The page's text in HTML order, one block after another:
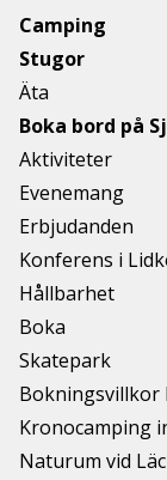
Camping
Stugor
Äta
Boka bord på
Aktiviteter
Evenemang
Erbjudanden
Konferens i
Hållbarhet
Boka
Skatepark
Bokningsvillkor
Kronocamping
Naturum vid